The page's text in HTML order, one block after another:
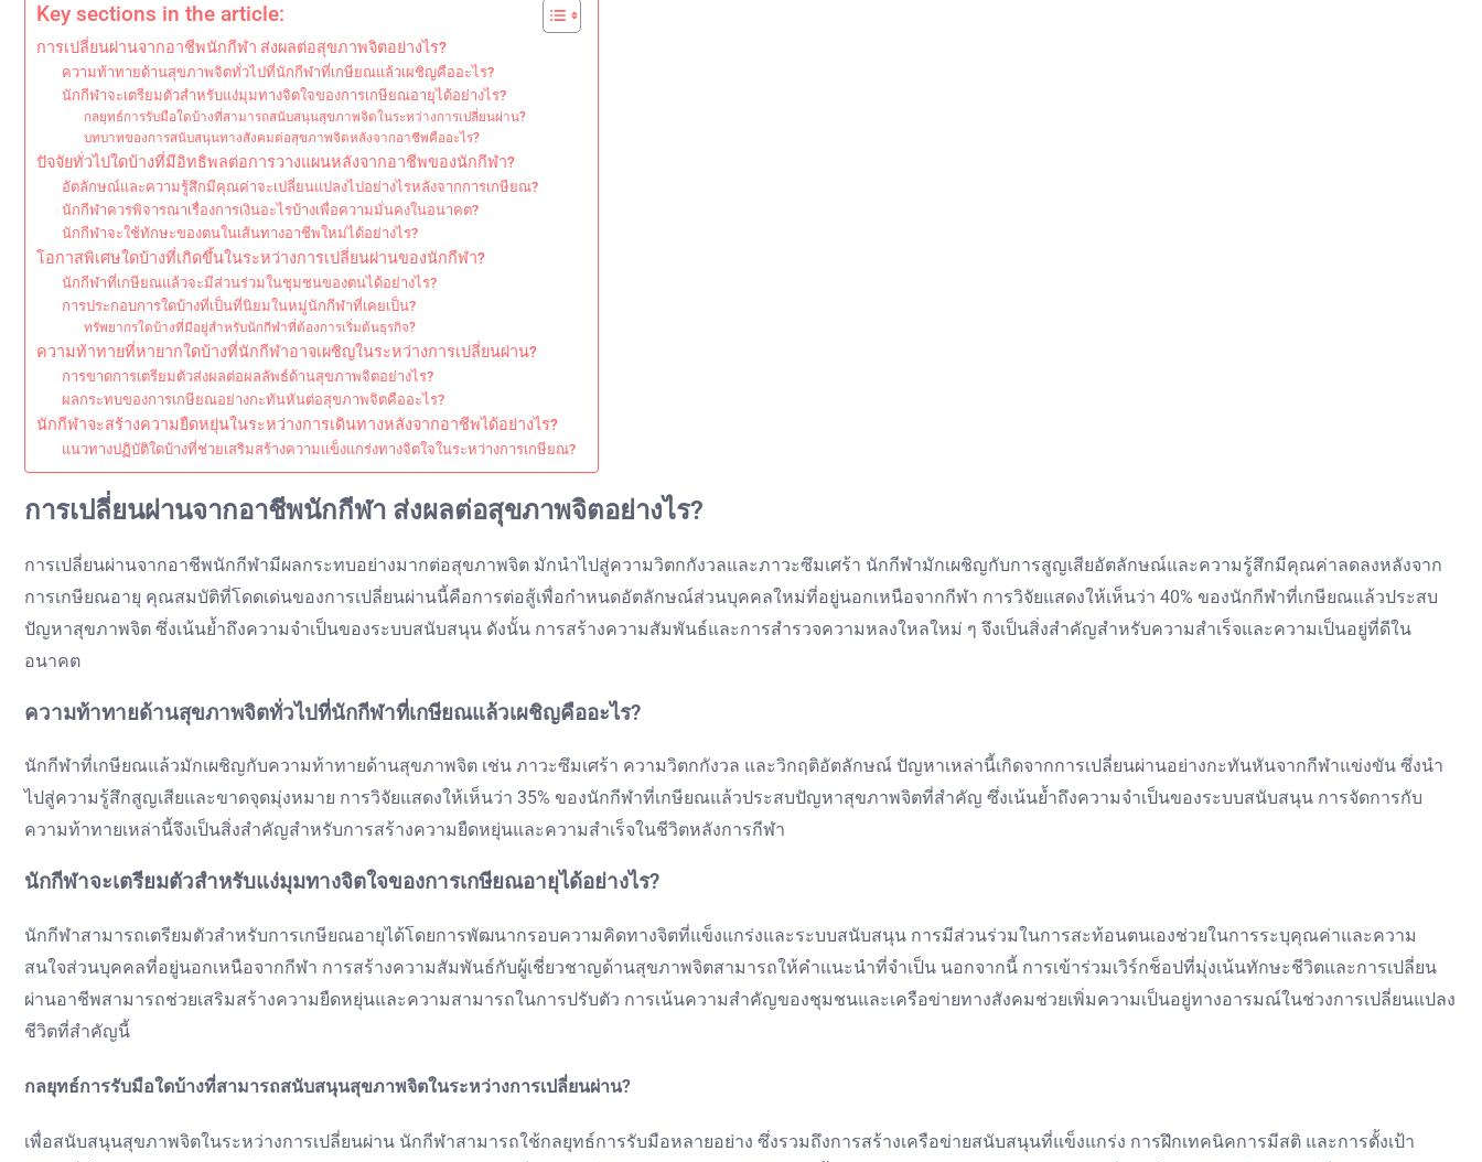
Key sections in the article:
การเปลี่ยนผ่านจากอาชีพนักกีฬา ส่งผลต่อสุขภาพจิตอย่างไร?
ความท้าทายด้านสุขภาพจิตทั่วไปที่นักกีฬาที่เกษียณแล้วเผชิญคืออะไร?
นักกีฬาจะเตรียมตัวสำหรับแง่มุมทางจิตใจของการเกษียณอายุได้อย่างไร?
กลยุทธ์การรับมือใดบ้างที่สามารถสนับสนุนสุขภาพจิตในระหว่างการเปลี่ยนผ่าน?
บทบาทของการสนับสนุนทางสังคมต่อสุขภาพจิตหลังจากอาชีพคืออะไร?
ปัจจัยทั่วไปใดบ้างที่มีอิทธิพลต่อการวางแผนหลังจากอาชีพของนักกีฬา?
อัตลักษณ์และความรู้สึกมีคุณค่าจะเปลี่ยนแปลงไปอย่างไรหลังจากการเกษียณ?
นักกีฬาควรพิจารณาเรื่องการเงินอะไรบ้างเพื่อความมั่นคงในอนาคต?
นักกีฬาจะใช้ทักษะของตนในเส้นทางอาชีพใหม่ได้อย่างไร?
โอกาสพิเศษใดบ้างที่เกิดขึ้นในระหว่างการเปลี่ยนผ่านของนักกีฬา?
นักกีฬาที่เกษียณแล้วจะมีส่วนร่วมในชุมชนของตนได้อย่างไร?
การประกอบการใดบ้างที่เป็นที่นิยมในหมู่นักกีฬาที่เคยเป็น?
ทรัพยากรใดบ้างที่มีอยู่สำหรับนักกีฬาที่ต้องการเริ่มต้นธุรกิจ?
ความท้าทายที่หายากใดบ้างที่นักกีฬาอาจเผชิญในระหว่างการเปลี่ยนผ่าน?
การขาดการเตรียมตัวส่งผลต่อผลลัพธ์ด้านสุขภาพจิตอย่างไร?
ผลกระทบของการเกษียณอย่างกะทันหันต่อสุขภาพจิตคืออะไร?
นักกีฬาจะสร้างความยืดหยุ่นในระหว่างการเดินทางหลังจากอาชีพได้อย่างไร?
แนวทางปฏิบัติใดบ้างที่ช่วยเสริมสร้างความแข็งแกร่งทางจิตใจในระหว่างการเกษียณ?
การเปลี่ยนผ่านจากอาชีพนักกีฬา ส่งผลต่อสุขภาพจิตอย่างไร?
การเปลี่ยนผ่านจากอาชีพนักกีฬามีผลกระทบอย่างมากต่อสุขภาพจิต มักนำไปสู่ความวิตกกังวลและภาวะซึมเศร้า นักกีฬามักเผชิญกับการสูญเสียอัตลักษณ์และความรู้สึกมีคุณค่าลดลงหลังจาก
การเกษียณอายุ คุณสมบัติที่โดดเด่นของการเปลี่ยนผ่านนี้คือการต่อสู้เพื่อกำหนดอัตลักษณ์ส่วนบุคคลใหม่ที่อยู่นอกเหนือจากกีฬา การวิจัยแสดงให้เห็นว่า 40% ของนักกีฬาที่เกษียณแล้วประสบ
ปัญหาสุขภาพจิต ซึ่งเน้นย้ำถึงความจำเป็นของระบบสนับสนุน ดังนั้น การสร้างความสัมพันธ์และการสำรวจความหลงใหลใหม่ ๆ จึงเป็นสิ่งสำคัญสำหรับความสำเร็จและความเป็นอยู่ที่ดีใน
อนาคต
ความท้าทายด้านสุขภาพจิตทั่วไปที่นักกีฬาที่เกษียณแล้วเผชิญคืออะไร?
นักกีฬาที่เกษียณแล้วมักเผชิญกับความท้าทายด้านสุขภาพจิต เช่น ภาวะซึมเศร้า ความวิตกกังวล และวิกฤติอัตลักษณ์ ปัญหาเหล่านี้เกิดจากการเปลี่ยนผ่านอย่างกะทันหันจากกีฬาแข่งขัน ซึ่งนำ
ไปสู่ความรู้สึกสูญเสียและขาดจุดมุ่งหมาย การวิจัยแสดงให้เห็นว่า 35% ของนักกีฬาที่เกษียณแล้วประสบปัญหาสุขภาพจิตที่สำคัญ ซึ่งเน้นย้ำถึงความจำเป็นของระบบสนับสนุน การจัดการกับ
ความท้าทายเหล่านี้จึงเป็นสิ่งสำคัญสำหรับการสร้างความยืดหยุ่นและความสำเร็จในชีวิตหลังการกีฬา
นักกีฬาจะเตรียมตัวสำหรับแง่มุมทางจิตใจของการเกษียณอายุได้อย่างไร?
นักกีฬาสามารถเตรียมตัวสำหรับการเกษียณอายุได้โดยการพัฒนากรอบความคิดทางจิตที่แข็งแกร่งและระบบสนับสนุน การมีส่วนร่วมในการสะท้อนตนเองช่วยในการระบุคุณค่าและความ
สนใจส่วนบุคคลที่อยู่นอกเหนือจากกีฬา การสร้างความสัมพันธ์กับผู้เชี่ยวชาญด้านสุขภาพจิตสามารถให้คำแนะนำที่จำเป็น นอกจากนี้ การเข้าร่วมเวิร์กช็อปที่มุ่งเน้นทักษะชีวิตและการเปลี่ยน
ผ่านอาชีพสามารถช่วยเสริมสร้างความยืดหยุ่นและความสามารถในการปรับตัว การเน้นความสำคัญของชุมชนและเครือข่ายทางสังคมช่วยเพิ่มความเป็นอยู่ทางอารมณ์ในช่วงการเปลี่ยนแปลง
ชีวิตที่สำคัญนี้
กลยุทธ์การรับมือใดบ้างที่สามารถสนับสนุนสุขภาพจิตในระหว่างการเปลี่ยนผ่าน?
เพื่อสนับสนุนสุขภาพจิตในระหว่างการเปลี่ยนผ่าน นักกีฬาสามารถใช้กลยุทธ์การรับมือหลายอย่าง ซึ่งรวมถึงการสร้างเครือข่ายสนับสนุนที่แข็งแกร่ง การฝึกเทคนิคการมีสติ และการตั้งเป้า